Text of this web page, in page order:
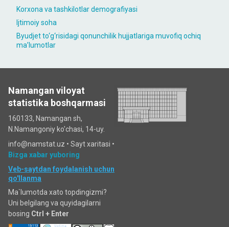
Korxona va tashkilotlar demografiyasi
Ijtimoiy soha
Byudjet to‘g‘risidagi qonunchilik hujjatlariga muvofiq ochiq
maʼlumotlar
Namangan viloyat
statistika boshqarmasi
160133, Namangan sh,
N.Namangoniy ko'chasi, 14-uy.
info@namstat.uz • Sayt xaritasi •
Bizga xabar yuboring
Veb-saytdan foydalanish uchun
qo'llanma
Ma`lumotda xato topdingizmi?
Uni belgilang va quyidagilarni
bosing Ctrl + Enter